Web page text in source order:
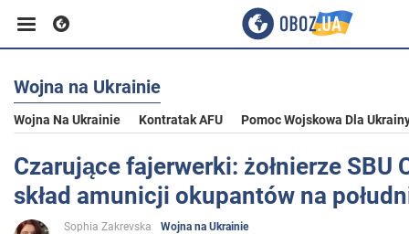
Biznes
Sport
Rozrywka
Wojna na Ukrainie
Wojna Na Ukrainie Kontratak AFU Pomoc Wojskowa Dla
Czarujące fajerwerki: żołnierze SBU
skład amunicji okupantów na
Sophia Zakrevska
Wojna na Ukrainie